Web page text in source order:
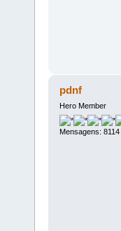
pdnf
Hero Member
Mensagens: 8114